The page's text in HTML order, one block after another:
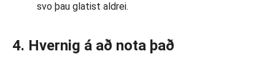
svo þau glatist aldrei.
4. Hvernig á að nota það